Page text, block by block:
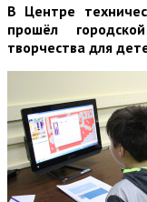
В Центре
прошёл
творчества для